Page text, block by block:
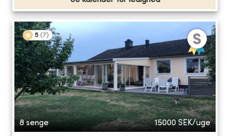
5 (7)
8 senge 15000 SEK/uge